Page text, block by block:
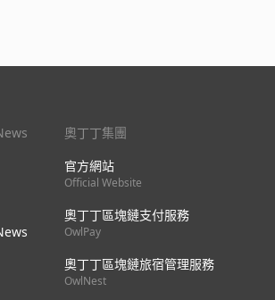
大膽湊在一起，入口竟意外合拍，鹹、香、
蛋撻自 8 月 11 日至 8 月 24 日於全台肯德
新聞 - WinNews) 延伸閱讀: 領先業界！全台
第一張獲綠建材標章的隔熱膜 3M 建築隔熱
章 肯德基玩轉創意 全新「超級塔可」重磅登
場 肯德基「柚香柚甜咔啦脆雞」9/8 中秋開
奧丁丁集團
官方網站
Official Website
奧丁丁區塊鏈支付服務
OwlPay
奧丁丁區塊鏈旅宿管理服務
OwlNest